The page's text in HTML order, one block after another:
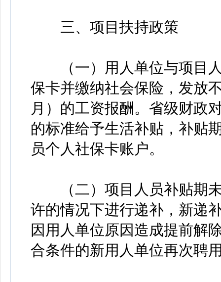
三、项目扶持政策
（一）用人单位与项目人
保卡并缴纳社会保险，发放
月）的工资报酬。省级财政
的标准给予生活补贴，补贴
员个人社保卡账户。
（二）项目人员补贴期未
许的情况下进行递补，新递
因用人单位原因造成提前解
合条件的新用人单位再次聘